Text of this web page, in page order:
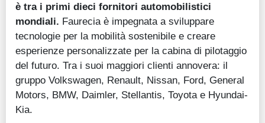
è tra i primi dieci fornitori automobilistici
mondiali. Faurecia è impegnata a sviluppare
tecnologie per la mobilità sostenibile e creare
esperienze personalizzate per la cabina di pilotaggio
del futuro. Tra i suoi maggiori clienti annovera: il
gruppo Volkswagen, Renault, Nissan, Ford, General
Motors, BMW, Daimler, Stellantis, Toyota e Hyundai-
Kia.